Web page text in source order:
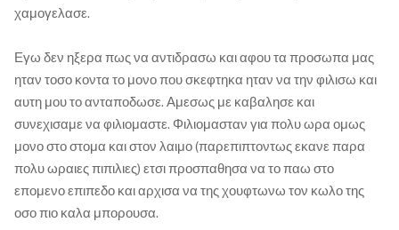
χαμογελασε.
Εγω δεν ηξερα πως να αντιδρασω και αφου τα προσωπα μας
ηταν τοσο κοντα το μονο που σκεφτηκα ηταν να την φιλισω και
αυτη μου το ανταποδωσε. Αμεσως με καβαλησε και
συνεχισαμε να φιλιομαστε. Φιλιομασταν για πολυ ωρα ομως
μονο στο στομα και στον λαιμο (παρεπιπτοντως εκανε παρα
πολυ ωραιες πιπιλιες) ετσι προσπαθησα να το παω στο
επομενο επιπεδο και αρχισα να της χουφτωνω τον κωλο της
οσο πιο καλα μπορουσα.